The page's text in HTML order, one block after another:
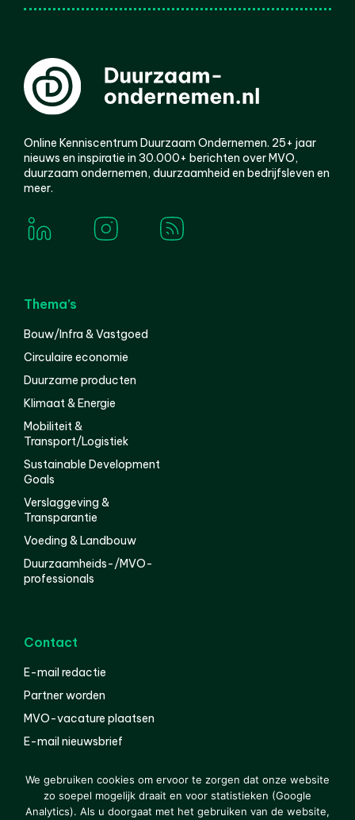
Online Kenniscentrum Duurzaam Ondernemen. 25+ jaar
nieuws en inspiratie in 30.000+ berichten over MVO,
duurzaam ondernemen, duurzaamheid en bedrijfsleven en
meer.
Thema’s
Bouw/Infra & Vastgoed
Circulaire economie
Duurzame producten
Klimaat & Energie
Mobiliteit &
Transport/Logistiek
Sustainable Development
Goals
Verslaggeving &
Transparantie
Voeding & Landbouw
Duurzaamheids-/MVO-
professionals
Contact
E-mail redactie
Partner worden
MVO-vacature plaatsen
E-mail nieuwsbrief
We gebruiken cookies om ervoor te zorgen dat onze website
zo soepel mogelijk draait en voor statistieken (Google
Analytics). Als u doorgaat met het gebruiken van de website,